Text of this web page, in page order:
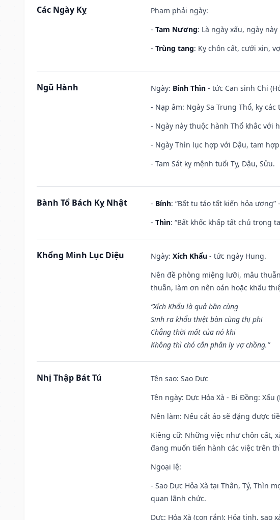
Các Ngày Kỵ
Phạm phải ngày:
- Tam Nương: Là ngày xấu, ngày
- Trùng tang: Kỵ chôn cất, cưới xin,
Ngũ Hành Ngày: Bính Thìn - tức Can sinh Chi
- Nạp âm: Ngày Sa Trung Thổ, kỵ
- Ngày này thuộc hành Thổ khắc với
- Ngày Thìn lục hợp với Dậu, tam
- Tam Sát kỵ mệnh tuổi Tỵ, Dậu, Sửu.
Bành Tổ Bách Kỵ Nhật - Bính: “Bất tu táo tất kiến hỏa
- Thìn: “Bất khốc khấp tất chủ trọng
Khổng Minh Lục Diệu Ngày: Xích Khẩu - tức ngày Hung.
Nên đề phòng miệng lưỡi, mâu
thuẫn, làm ơn nên oán hoặc khẩu
“Xích Khẩu là quả bần cùng
Sinh ra khẩu thiệt bàn cùng thị phi
Chẳng thời mất của nó khi
Không thì chó cắn phân ly vợ chồng.”
Nhị Thập Bát Tú Tên sao: Sao Dực
Tên ngày: Dực Hỏa Xà - Bi Đồng:
Nên làm: Nếu cắt áo sẽ đặng được
Kiêng cữ: Những việc như chôn cất,
đang muốn tiến hành các việc trên
Ngoại lệ:
- Sao Dực Hỏa Xà tại Thân, Tý, Thìn
quan lãnh chức.
Dực: Hỏa Xà (con rắn): Hỏa tinh, sao